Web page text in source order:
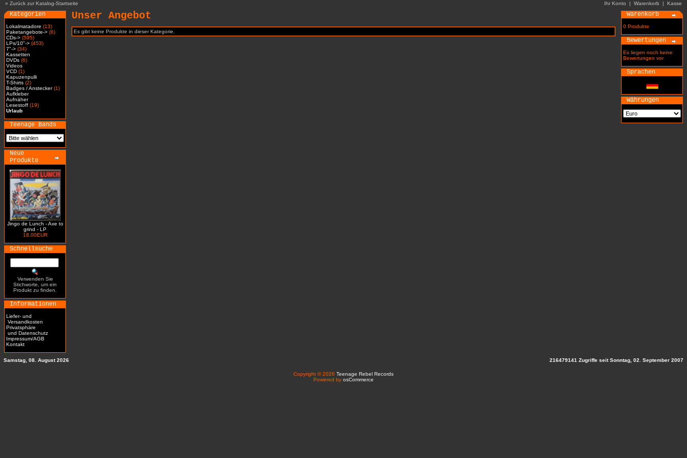
» Zurück zur Katalog-Startseite Ihr Konto | Warenkorb | Kasse
Kategorien
Lokalmatadore (13)
Paketangebote-> (6)
CDs-> (595)
LPs/10"-> (453)
7"-> (34)
Kassetten
DVDs (6)
Videos
VCD (1)
Kapuzenpulli
T-Shirts (2)
Badges / Anstecker(1)
Aufkleber
Aufnäher
Lesestoff (19)
Urlaub
Teenage Bands
Neue
Produkte
Jingo de Lunch - Axe to
grind - LP
18.00EUR
Schnellsuche
Verwenden Sie
Stichworte, um ein
Produkt zu finden.
Informationen
Liefer- und
Versandkosten
Privatsphäre
und Datenschutz
Impressum/AGB
Kontakt
Unser Angebot
Es gibt keine Produkte in dieser Kategorie.
Warenkorb
0 Produkte
Bewertungen
Es liegen noch keine
Bewertungen vor
Sprachen
Währungen
Samstag, 08. August 2026 216479141 Zugriffe seit Sonntag, 02. September 2007
Copyright © 2026 Teenage Rebel Records
Powered by osCommerce